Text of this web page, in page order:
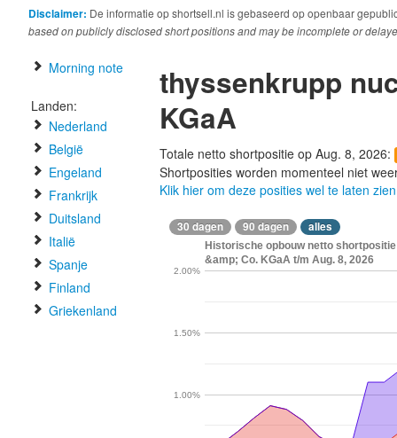
Disclaimer: De informatie op shortsell.nl is gebaseerd op openbaar
based on publicly disclosed short positions and may be incomplete or
Morning note
Landen:
Nederland
België
Engeland
Frankrijk
Duitsland
Italië
Spanje
Finland
Griekenland
thyssenkrupp
KGaA
Totale netto shortpositie op Aug. 8, 2026:
Shortposities worden momenteel niet
Klik hier om deze posities wel te laten zien
30 dagen 90 dagen alles
Historische opbouw netto
&amp; Co. KGaA t/m Aug. 8, 2026
1.00%
1.50%
2.00%